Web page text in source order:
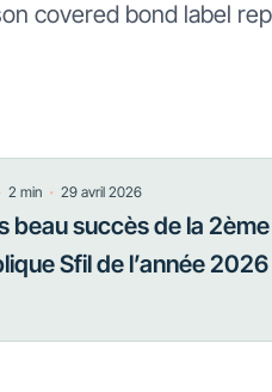
covered bond label
2 min ・29 avril 2026
beau succès de la
Sfil de l’année 2026